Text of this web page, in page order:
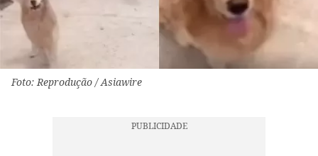
Foto: Reprodução / Asiawire